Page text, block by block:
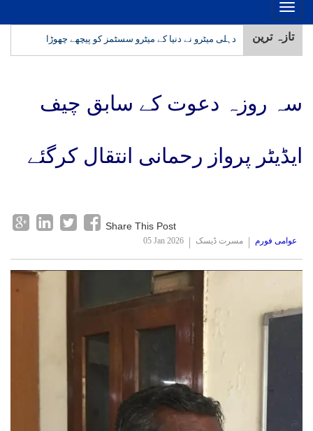
Toggle
navigation
تازہ ترین
دہلی میٹرو نے دنیا کے میٹرو سسٹمز کو پیچھے چھوڑا
سہ روزہ دعوت کے سابق چیف
ایڈیٹر پرواز رحمانی انتقال کرگئے
Share This Post
05 Jan 2026 مسرت ڈیسک عوامی فورم